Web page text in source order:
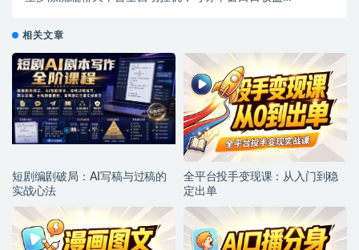
相关文章
短剧编剧破局：AI写稿与过稿的
实战心法
全平台投手变现课：从入门到稳
定出单